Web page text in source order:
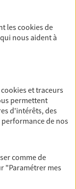
Nous
mais aussi
de
des solutions
d'expert
lescookiesde
nous aident à
cookies et traceurs
permettent
d'intérêts, des
de nos
comme de
"Paramétrer mes